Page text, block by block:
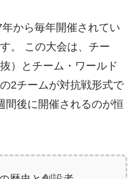
から毎年開催されてい
。 この大会は、チー
）とチーム・ワールド
2チームが対抗戦形式で
間後に開催されるのが恒